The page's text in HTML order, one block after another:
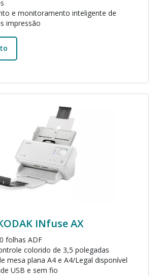
e monitoramento inteligente de
impressão
INfuse AX
folhas ADF
colorido de 3,5 polegadas
mesa plana A4 e A4/Legal disponível
USB e sem fio